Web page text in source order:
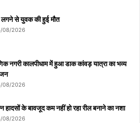
से युवक की हुई मौत
08/2026
नगरी कालपीधाम में हुआ डाक कांवड़ यात्रा का भव्य
08/2026
हादसों के बावजूद कम नहीं हो रहा रील बनाने का नशा
08/2026